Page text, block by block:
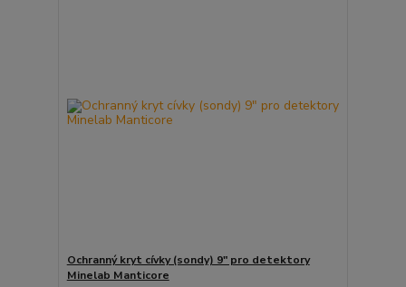
Ochranný kryt cívky (sondy) 9" pro detektory
Minelab Manticore